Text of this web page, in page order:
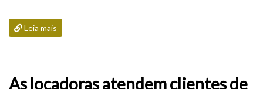
Leia mais
As locadoras atendem clientes de